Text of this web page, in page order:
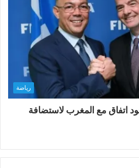
رياضة
اتفاق مع المغرب لاستضافة